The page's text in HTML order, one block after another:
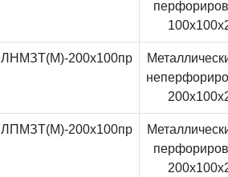
ЛНМЗТ(М)-200x100пр
ЛПМЗТ(М)-200x100пр